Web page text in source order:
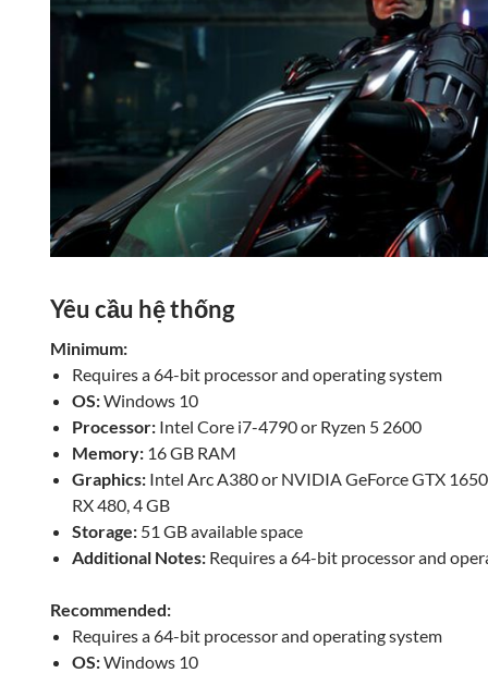
Yêu cầu hệ thống
Minimum:
Requires a 64-bit processor and operating system
OS:Windows 10
Processor: Intel Core i7-4790 or Ryzen 5 2600
Memory: 16 GB RAM
Graphics: Intel Arc A380 or NVIDIA GeForce GTX
RX 480, 4 GB
Storage: 51 GB available space
Additional Notes: Requires a 64-bit processor and
Recommended:
Requires a 64-bit processor and operating system
OS:Windows 10